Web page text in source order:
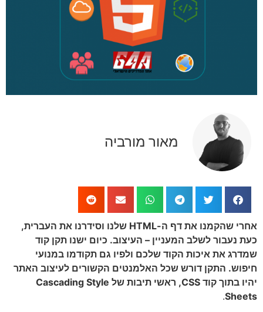
מאור מורביה
אחרי שהקמנו את דף ה-HTML שלנו וסידרנו את העברית,
נעבור לשלב המעניין – העיצוב. כיום ישנו תקן קוד
את איכות הקוד שלכם ולפיו גם תקודמו במנועי
התקן דורש שכל האלמנטים הקשורים לעיצוב האתר
יהיו בתוך קוד CSS, ראשי תיבות של Cascading Style
.